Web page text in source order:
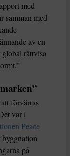
med
samman med
av en
rättvisa
förvärras
var i
Peace
på